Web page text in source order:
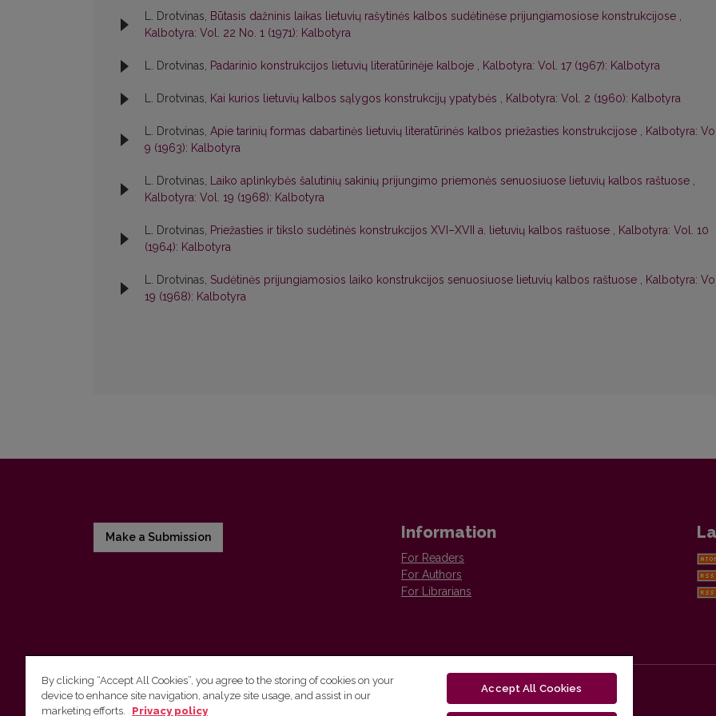
L. Drotvinas, Būtasis dažninis laikas lietuvių rašytinės kalbos sudėtinėse prijungiamosiose konstrukcijose ,
Kalbotyra: Vol. 22 No. 1 (1971): Kalbotyra
L. Drotvinas, Padarinio konstrukcijos lietuvių literatūrinėje kalboje , Kalbotyra: Vol. 17 (1967): Kalbotyra
L. Drotvinas, Kai kurios lietuvių kalbos sąlygos konstrukcijų ypatybės , Kalbotyra: Vol. 2 (1960): Kalbotyra
L. Drotvinas, Apie tarinių formas dabartinės lietuvių literatūrinės kalbos priežasties konstrukcijose , Kalbotyra:
9 (1963): Kalbotyra
L. Drotvinas, Laiko aplinkybės šalutinių sakinių prijungimo priemonės senuosiuose lietuvių kalbos raštuose ,
Kalbotyra: Vol. 19 (1968): Kalbotyra
L. Drotvinas, Priežasties ir tikslo sudėtinės konstrukcijos XVI–XVII a. lietuvių kalbos raštuose , Kalbotyra: Vol. 10
(1964): Kalbotyra
L. Drotvinas, Sudėtinės prijungiamosios laiko konstrukcijos senuosiuose lietuvių kalbos raštuose , Kalbotyra:
19 (1968): Kalbotyra
Make a Submission Information
For Readers
For Authors
For Librarians
Vilniaus universiteto leidykla
By clicking “Accept All Cookies”, you agree to the storing of cookies on your
device to enhance site navigation, analyze site usage, and assist in our
marketing efforts.
Privacy policy
Accept All Cookies